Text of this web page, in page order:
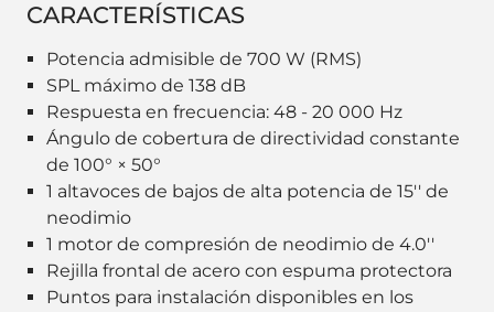
CARACTERÍSTICAS
Potencia admisible de 700 W (RMS)
SPL máximo de 138 dB
Respuesta en frecuencia: 48 - 20 000 Hz
Ángulo de cobertura de directividad constante
de 100° × 50°
1 altavoces de bajos de alta potencia de 15'' de
neodimio
1 motor de compresión de neodimio de 4.0''
Rejilla frontal de acero con espuma protectora
Puntos para instalación disponibles en los